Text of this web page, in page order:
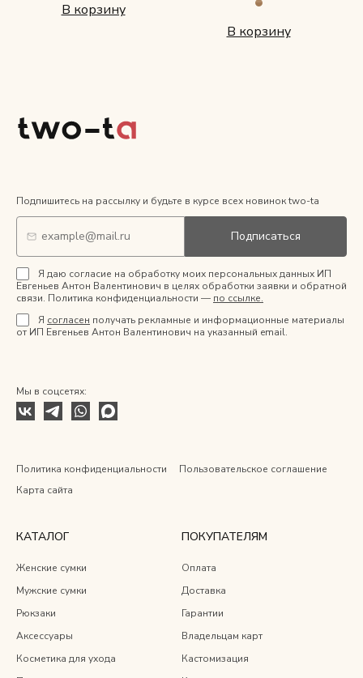
В корзину
В корзину
Подпишитесь на рассылку и будьте в курсе всех новинок two-ta
Подписаться
Я даю согласие на обработку моих персональных данных ИП
Евгеньев Антон Валентинович в целях обработки заявки и обратной
связи. Политика конфиденциальности — по ссылке.
Я согласен получать рекламные и информационные материалы
от ИП Евгеньев Антон Валентинович на указанный email.
Мы в соцсетях:
Политика конфиденциальности
Пользовательское соглашение
Карта сайта
КАТАЛОГ
Женские сумки
Мужские сумки
Рюкзаки
Аксессуары
Косметика для ухода
ПОКУПАТЕЛЯМ
Оплата
Доставка
Гарантии
Владельцам карт
Кастомизация